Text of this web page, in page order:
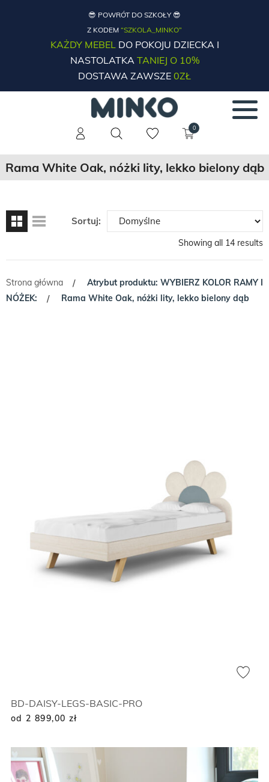
😎 POWRÓT DO SZKOŁY 😎
Z KODEM “SZKOLA_MINKO”
KAŻDY MEBELDO POKOJU DZIECKA I
NASTOLATKATANIEJ O 10%
DOSTAWA ZAWSZE 0ZŁ
0
Rama White Oak, nóżki lity, lekko bielony dąb
Sortuj:
Showing all 14 results
Strona główna /
Atrybut produktu: WYBIERZ KOLOR RAMY I
NÓŻEK:
/ Rama White Oak, nóżki lity, lekko bielony dąb
BD-DAISY-LEGS-BASIC-PRO
od 2 899,00 zł